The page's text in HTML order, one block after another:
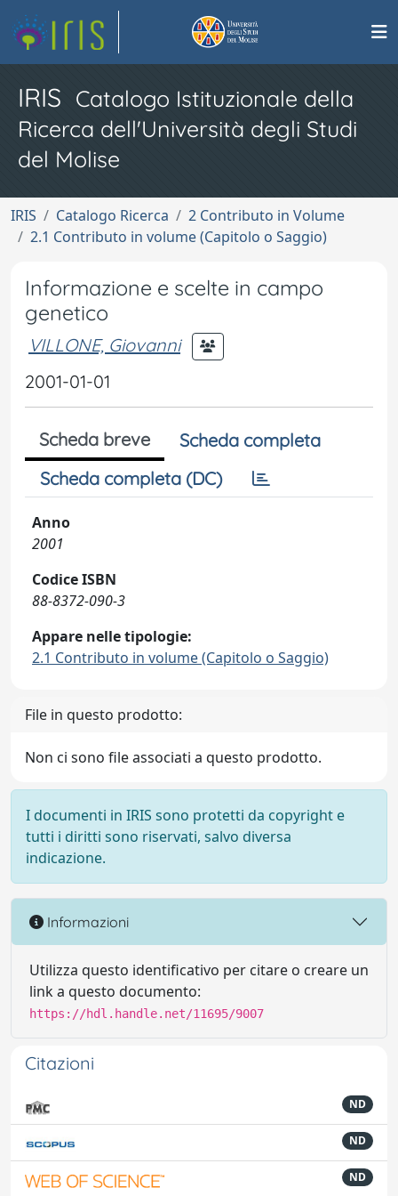
IRIS Catalogo Istituzionale della
Ricerca dell'Università degli Studi
del Molise
IRIS Catalogo Ricerca
2 Contributo in Volume
2.1 Contributo in volume (Capitolo o Saggio)
Informazione e scelte in campo
genetico
VILLONE, Giovanni
2001-01-01
Scheda breve
Scheda completa
Scheda completa (DC)
Anno
2001
Codice ISBN
88-8372-090-3
Appare nelle tipologie:
2.1 Contributo in volume (Capitolo o Saggio)
File in questo prodotto:
Non ci sono file associati a questo prodotto.
I documenti in IRIS sono protetti da copyright e
tutti i diritti sono riservati, salvo diversa
indicazione.
Informazioni
Utilizza questo identificativo per citare o creare un
link a questo documento:
https://hdl.handle.net/11695/9007
Citazioni
ND
ND
ND